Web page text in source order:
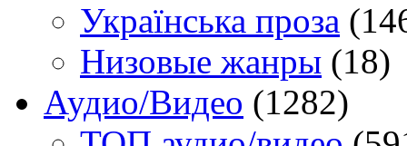
Українська проза
Низовые жанры (18)
Аудио/Видео (1282)